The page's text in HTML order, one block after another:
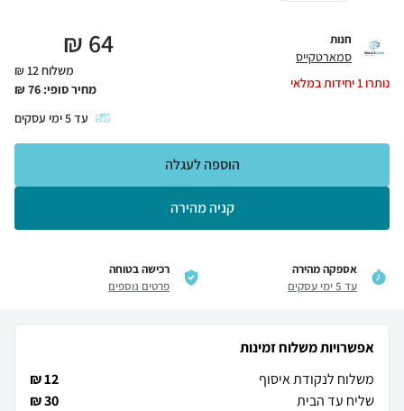
חנות
סמארטקייס
נותרו1יחידות במלאי
64
₪
משלוח 12 ₪
מחיר סופי: 76
₪
עד5ימי עסקים
קניה מהירה
הוספה לעגלה
אספקה מהירה
עד 5 ימי עסקים
רכישה בטוחה
פרטים נוספים
אפשרויות משלוח זמינות
משלוח לנקודת איסוף
12 ₪
שליח עד הבית
30 ₪